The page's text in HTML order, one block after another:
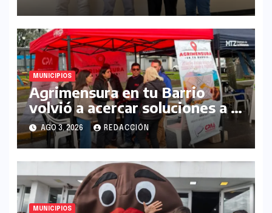
MUNICIPIOS
Agrimensura en tu Barrio
volvió a acercar soluciones a la
comunidad en La Matanza
AGO 3, 2026 REDACCIÓN
MUNICIPIOS